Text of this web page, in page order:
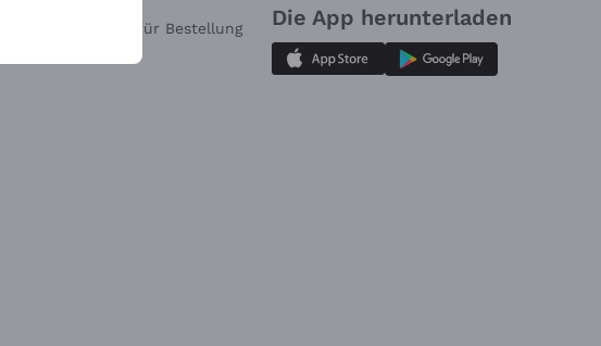
Widerrufsformular für Bestellung
Die App herunterladen